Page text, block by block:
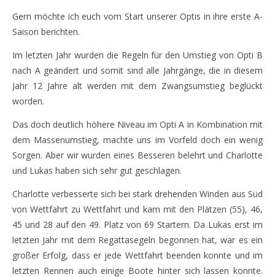
Gern möchte ich euch vom Start unserer Optis in ihre erste A-
Saison berichten.
Im letzten Jahr wurden die Regeln für den Umstieg von Opti B
nach A geändert und somit sind alle Jahrgänge, die in diesem
Jahr 12 Jahre alt werden mit dem Zwangsumstieg beglückt
worden.
Das doch deutlich höhere Niveau im Opti A in Kombination mit
dem Massenumstieg, machte uns im Vorfeld doch ein wenig
Sorgen. Aber wir wurden eines Besseren belehrt und Charlotte
und Lukas haben sich sehr gut geschlagen.
Charlotte verbesserte sich bei stark drehenden Winden aus Süd
von Wettfahrt zu Wettfahrt und kam mit den Plätzen (55), 46,
45 und 28 auf den 49. Platz von 69 Startern. Da Lukas erst im
letzten Jahr mit dem Regattasegeln begonnen hat, war es ein
großer Erfolg, dass er jede Wettfahrt beenden konnte und im
letzten Rennen auch einige Boote hinter sich lassen konnte.